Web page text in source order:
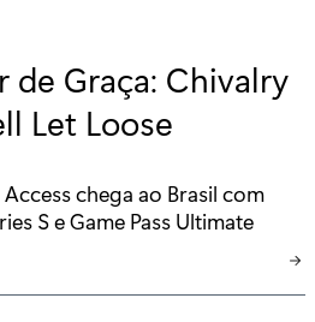
de Graça: Chivalry
Let Loose
chega ao Brasil com
S e Game Pass Ultimate